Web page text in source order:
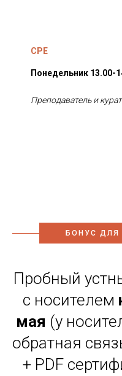
CPE
Понедельник 13.00-
Преподаватель и
БОНУС ДЛЯ
Пробный
с носителем
мая (у
обратная
+ PDF